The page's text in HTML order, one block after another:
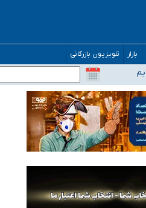
بازار تلویزیون بازرگانی